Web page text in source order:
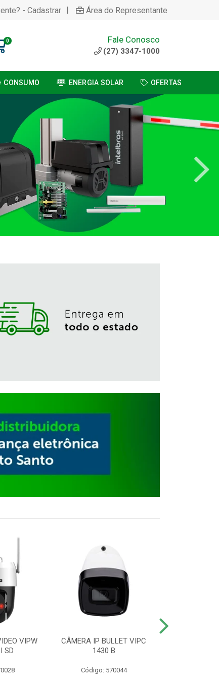
- Cadastrar | Área do Representante
0 Fale Conosco
(27) 3347-1000
CONSUMO ENERGIA SOLAR OFERTAS
VIPW
SD
CÂMERA IP BULLET VIPC
1430 B
Código: 570044